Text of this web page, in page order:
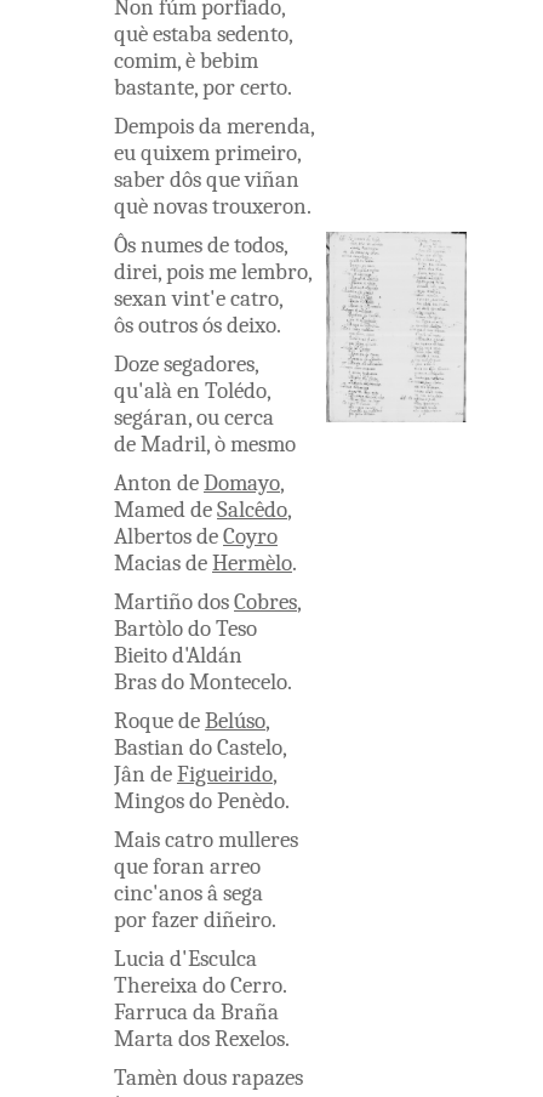
Non fúmporfiado,
quèestabasedento,
comim,èbebim
bastante,porcerto.
Dempoisdamerenda,
euquixemprimeiro,
saberdôsqueviñan
quènovastrouxeron.
Ôsnumesdetodos,
direi,poismelembro,
sexan vint'ecatro,
ôsoutrosósdeixo.
Dozesegadores,
qu'alàen Tolédo,
segáran,oucerca
deMadril,òmesmo
Anton deDomayo,
MameddeSalcêdo,
AlbertosdeCoyro
MaciasdeHermèlo.
MartiñodosCobres,
BartòlodoTeso
Bieitod'Aldán
BrasdoMontecelo.
RoquedeBelúso,
Bastian doCastelo,
Jân deFigueirido,
MingosdoPenèdo.
Maiscatromulleres
queforan arreo
cinc'anosâsega
porfazerdiñeiro.
Luciad'Esculca
ThereixadoCerro.
FarrucadaBraña
MartadosRexelos.
Tamèn dousrapazes